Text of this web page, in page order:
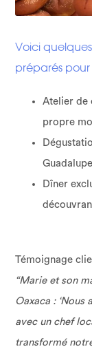
Voici
préparés pour
Atelier de
propre
Dîner
Témoignage
“Marie et son
Oaxaca :
avec un chef
transformé